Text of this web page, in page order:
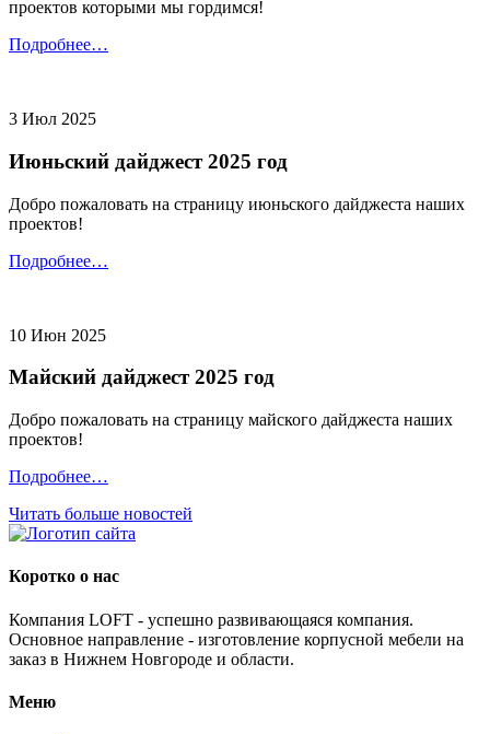
проектов которыми мы гордимся!
Подробнее…
3 Июл 2025
Июньский дайджест 2025 год
Добро пожаловать на страницу июньского дайджеста наших
проектов!
Подробнее…
10 Июн 2025
Майский дайджест 2025 год
Добро пожаловать на страницу майского дайджеста наших
проектов!
Подробнее…
Читать больше новостей
Коротко о нас
Компания LOFT - успешно развивающаяся компания.
Основное направление - изготовление корпусной мебели на
заказ в Нижнем Новгороде и области.
Меню